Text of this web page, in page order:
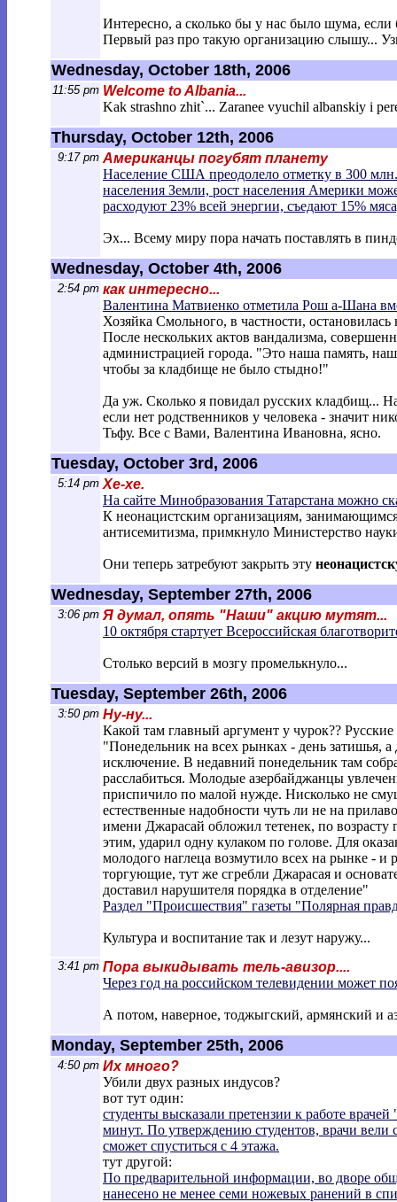
Интересно, а сколько бы у нас было шума, если
Первый раз про такую организацию слышу...
Wednesday, October 18th, 2006
11:55 pm Welcome to Albania...
Kak strashno zhit`... Zaranee vyuchil albanskiy i
Thursday, October 12th, 2006
9:17 pm Американцы погубят планету
Население США преодолело отметку в 300
населения Земли, рост населения Америки
расходуют 23% всей энергии, съедают 15%
Эх... Всему миру пора начать поставлять в
Wednesday, October 4th, 2006
2:54 pm как интересно...
Валентина Матвиенко отметила Рош а-Шана
Хозяйка Смольного, в частности,
После нескольких актов вандализма,
администрацией города. "Это наша память,
чтобы за кладбище не было стыдно!"
Да уж. Сколько я повидал русских кладбищ...
если нет родственников у человека - значит
Тьфу. Все с Вами, Валентина Ивановна, ясно.
Tuesday, October 3rd, 2006
5:14 pm Хе-хе.
На сайте Минобразования Татарстана можно
К неонацистским организациям,
антисемитизма, примкнуло Министерство
Они теперь затребуют закрыть эту
Wednesday, September 27th, 2006
3:06 pm Я думал, опять "Наши" акцию мутят...
10 октября стартует Всероссийская
Столько версий в мозгу промелькнуло...
Tuesday, September 26th, 2006
3:50 pm Ну-ну...
Какой там главный аргумент у чурок??
"Понедельник на всех рынках - день затишья,
исключение. В недавний понедельник там
расслабиться. Молодые азербайджанцы
приспичило по малой нужде. Нисколько не
естественные надобности чуть ли не на
имени Джарасай обложил тетенек, по
этим, ударил одну кулаком по голове. Для
молодого наглеца возмутило всех на рынке -
торгующие, тут же сгребли Джарасая и
доставил нарушителя порядка в отделение"
Раздел "Происшествия" газеты "Полярная
Культура и воспитание так и лезут наружу...
3:41 pm Пора выкидывать тель-авизор....
Через год на российском телевидении может
А потом, наверное, тоджыгский, армянский и
Monday, September 25th, 2006
4:50 pm Их много?
Убили двух разных индусов?
вот тут один:
студенты высказали претензии к работе
минут. По утверждению студентов, врачи вели
сможет спуститься с 4 этажа.
тут другой:
По предварительной информации, во дворе
нанесено не менее семи ножевых ранений в